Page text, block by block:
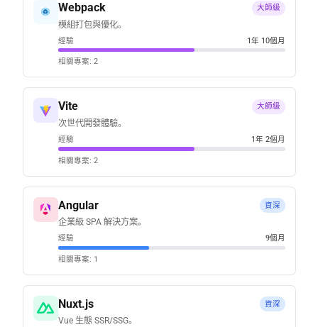
Webpack 大師級
模組打包與優化。
經驗 1年 10個月
相關專案: 2
Vite 大師級
次世代開發體驗。
經驗 1年 2個月
相關專案: 2
Angular 資深
企業級 SPA 解決方案。
經驗 9個月
相關專案: 1
Nuxt.js 資深
Vue 生態 SSR/SSG。